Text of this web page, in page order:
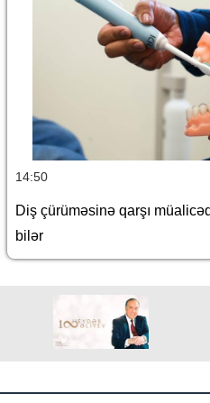
14:50
Diş çürüməsinə qarşı
bilər